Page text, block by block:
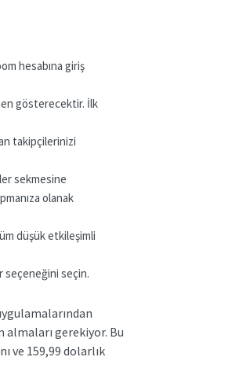
hesabına giriş
gösterecektir. İlk
takipçilerinizi
sekmesine
olanak
düşük etkileşimli
seçeneğini seçin.
gerekiyor. Bu
ve 159,99 dolarlık